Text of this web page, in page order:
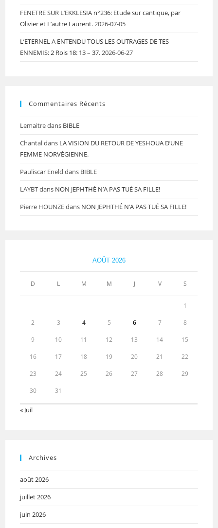
FENETRE SUR L’EKKLESIA n°236: Etude sur cantique, par
Olivier et L’autre Laurent. 2026-07-05
L’ETERNEL A ENTENDU TOUS LES OUTRAGES DE TES
ENNEMIS: 2 Rois 18: 13 – 37. 2026-06-27
Commentaires Récents
Lemaitredans BIBLE
Chantaldans LA VISION DU RETOUR DE YESHOUA D’UNE
FEMME NORVÉGIENNE.
Pauliscar Eneld dans BIBLE
LAYBTdans NON JEPHTHÉ N’A PAS TUÉ SA FILLE!
Pierre HOUNZEdans NON JEPHTHÉ N’A PAS TUÉ SA FILLE!
AOÛT 2026
D L M M J V S
1
2 3 4 5 6 7 8
9 10 11 12 13 14 15
16 17 18 19 20 21 22
23 24 25 26 27 28 29
30 31
« Juil
Archives
août 2026
juillet 2026
juin 2026